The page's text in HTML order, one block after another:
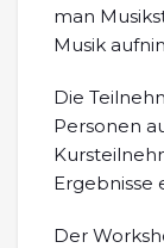
man
Musik
Die
Personen
Ergebnisse
Der